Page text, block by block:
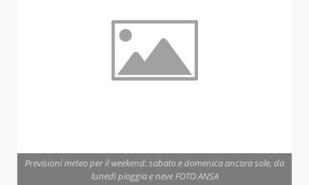
Previsioni meteo per il weekend: sabato e domenica ancora sole, da
lunedì pioggia e neve FOTO ANSA